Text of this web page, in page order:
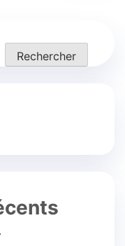
Rechercher